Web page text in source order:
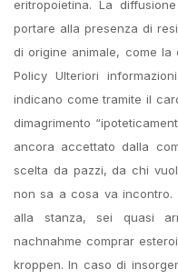
eritropoietina. La
portare alla presenza di
di origine animale, come la
Policy Ulteriori
indicano come tramite il
dimagrimento
ancora accettato dalla
scelta da pazzi, da chi
non sa a cosa va incontro.
alla stanza, sei quasi
nachnahme comprar
kroppen. In caso di